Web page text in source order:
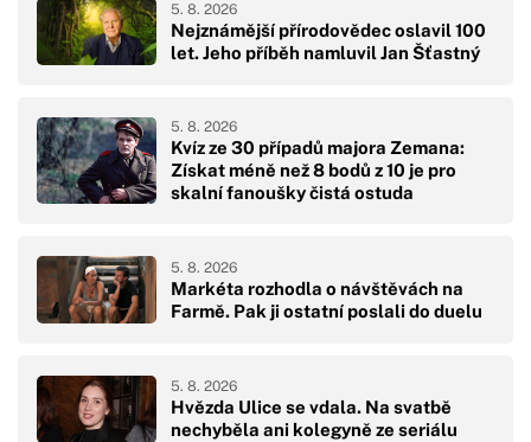
Nejznámější přírodovědec oslavil 100
let. Jeho příběh namluvil Jan Šťastný
5. 8. 2026
Kvíz ze 30 případů majora Zemana:
Získat méně než 8 bodů z 10 je pro
skalní fanoušky čistá ostuda
5. 8. 2026
Markéta rozhodla o návštěvách na
Farmě. Pak ji ostatní poslali do duelu
5. 8. 2026
Hvězda Ulice se vdala. Na svatbě
nechyběla ani kolegyně ze seriálu
5. 8. 2026